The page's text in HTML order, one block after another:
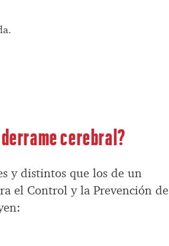
cerebral?
y distintos que los de un
el Control y la Prevención de